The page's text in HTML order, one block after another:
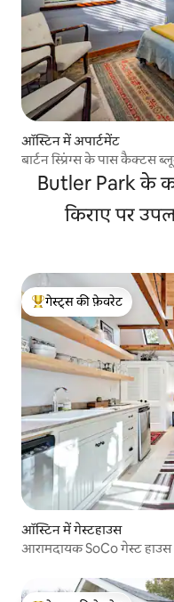
ऑस्टिन में अपार्टमेंट
बार्टन स्प्रिंग्स के पास कैक्टस
Butler Park के
किराए पर
गेस्ट्स का टॉप फ़ेवरेट
गेस्ट्स की फ़ेवरेट
ऑस्टिन में गेस्टहाउस
आरामदायक SoCo गेस्ट हाउस